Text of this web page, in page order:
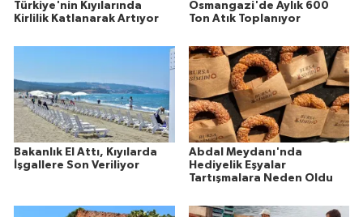
Türkiye'nin Kıyılarında
Kirlilik Katlanarak Artıyor
Osmangazi'de Aylık 600
Ton Atık Toplanıyor
Bakanlık El Attı, Kıyılarda
İşgallere Son Veriliyor
Abdal Meydanı'nda
Hediyelik Eşyalar
Tartışmalara Neden Oldu